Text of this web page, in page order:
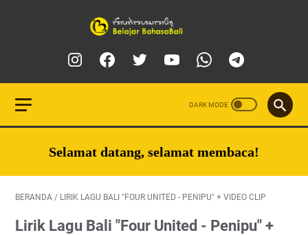
Selamat datang, selamat membaca!
BERANDA / LIRIK LAGU BALI "FOUR UNITED - PENIPU" + VIDEO CLIP
Lirik Lagu Bali "Four United - Penipu" +